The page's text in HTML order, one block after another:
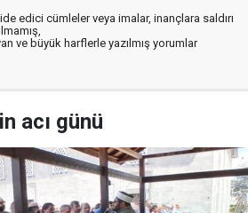
edici cümleler veya imalar, inançlara saldırı
ve büyük harflerle yazılmış yorumlar
acı günü